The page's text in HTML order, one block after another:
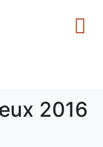
2016